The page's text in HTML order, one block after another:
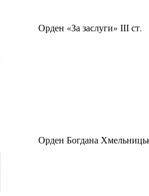
Орден «За заслуги» ІІІ ст.
Орден Богдана